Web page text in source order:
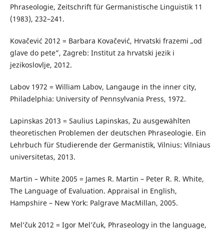
Phraseologie, Zeitschrift für Germanistische Linguistik 11
(1983), 232–241.
Kovačević 2012 = Barbara Kovačević, Hrvatski frazemi „od
glave do pete”, Zagreb: Institut za hrvatski jezik i
jezikoslovlje, 2012.
Labov 1972 = William Labov, Langauge in the inner city,
Philadelphia: University of Pennsylvania Press, 1972.
Lapinskas 2013 = Saulius Lapinskas, Zu ausgewählten
theoretischen Problemen der deutschen Phraseologie. Ein
Lehrbuch für Studierende der Germanistik, Vilnius: Vilniaus
universitetas, 2013.
Martin – White 2005 = James R. Martin – Peter R. R. White,
The Language of Evaluation. Appraisal in English,
Hampshire – New York: Palgrave MacMillan, 2005.
Mel’čuk 2012 = Igor Mel’čuk, Phraseology in the language,